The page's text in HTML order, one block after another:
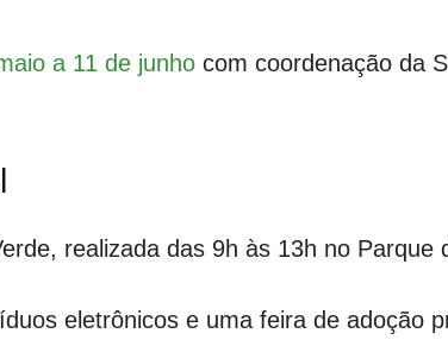
a 11 de junho com coordenação da
realizada das 9h às 13h no Parque
eletrônicos e uma feira de adoção